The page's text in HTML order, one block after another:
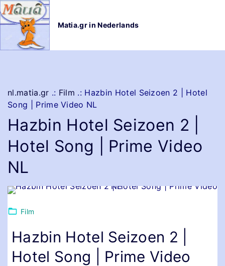
G
a
Matia.gr in Nederlands
nl.matia.gr .: Film .: Hazbin Hotel Seizoen 2 | Hotel
Song | Prime Video NL
Hazbin Hotel Seizoen 2 |
Hotel Song | Prime Video
NL
Film
Hazbin Hotel Seizoen 2 |
Hotel Song | Prime Video